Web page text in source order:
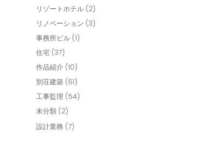
リゾートホテル (2)
リノベーション (3)
事務所ビル (1)
住宅 (37)
作品紹介 (10)
別荘建築 (61)
工事監理 (54)
未分類 (2)
設計業務 (7)